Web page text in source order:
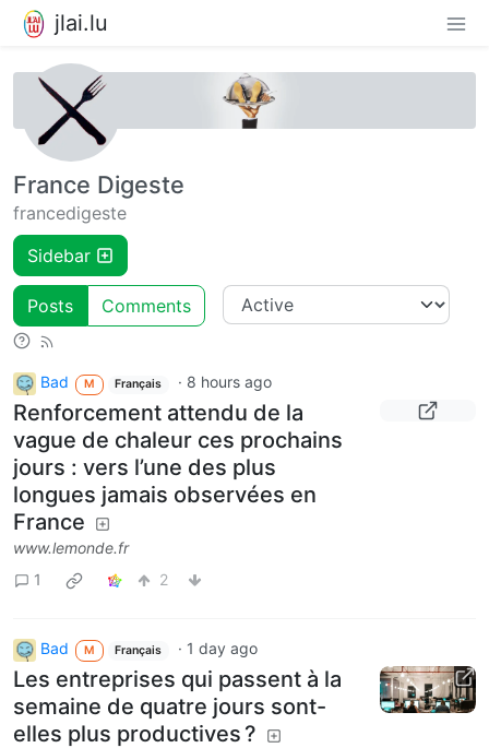
jlai.lu
France Digeste
francedigeste
Sidebar
Posts Comments
Bad M Français · 8 hours ago
Renforcement attendu de la
vague de chaleur ces prochains
jours : vers l’une des plus
longues jamais observées en
France
www.lemonde.fr
1
2
Bad M Français · 1 day ago
Les entreprises qui passent à la
semaine de quatre jours sont-
elles plus productives ?